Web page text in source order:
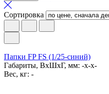
Сортировка
Папки FP FS (1/25-синий)
Габариты, ВxШxГ, мм: -x-x-
Вес, кг: -